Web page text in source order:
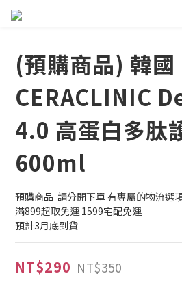
(預購商品) 韓國
CERACLINIC
4.0 高蛋白多肽
600ml
預購商品  請分開下單 有專屬的物流選
滿899超取免運 1599宅配免運
預計3月底到貨
NT$290 NT$350